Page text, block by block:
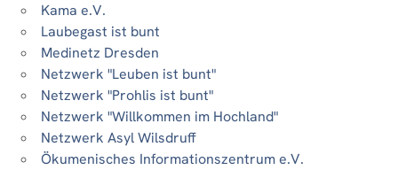
Kama e.V.
Laubegast ist bunt
Medinetz Dresden
Netzwerk "Leuben ist bunt"
Netzwerk "Prohlis ist bunt"
Netzwerk "Willkommen im Hochland"
Netzwerk Asyl Wilsdruff
Ökumenisches Informationszentrum e.V.